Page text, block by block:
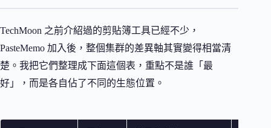
TechMoon 之前介紹過的剪貼簿工具已經不少，
PasteMemo 加入後，整個集群的差異軸其實變得相當清
楚。我把它們整理成下面這個表，重點不是誰「最
好」，而是各自佔了不同的生態位置。